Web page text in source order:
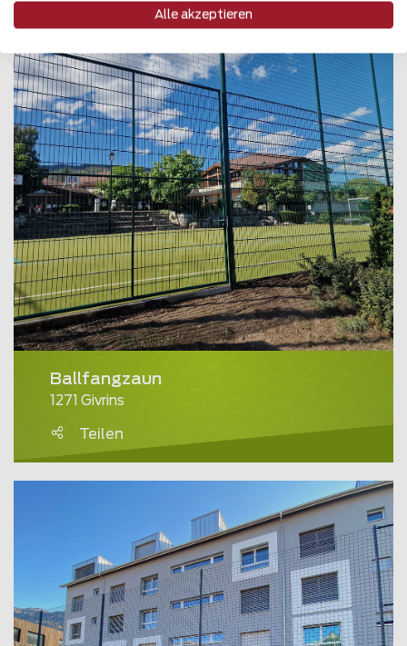
Ballfangzaun
1271 Givrins
Teilen
Alle akzeptieren